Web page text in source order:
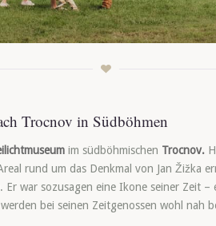
Trocnov in Südböhmen
im südböhmischen Trocnov.
rund um das Denkmal von Jan Žižka
war sozusagen eine Ikone seiner Zeit
bei seinen Zeitgenossen wohl nah